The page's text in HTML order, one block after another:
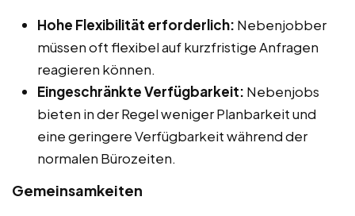
Hohe Flexibilität erforderlich: Nebenjobber
müssen oft flexibel auf kurzfristige Anfragen
reagieren können.
Eingeschränkte Verfügbarkeit: Nebenjobs
bieten in der Regel weniger Planbarkeit und
eine geringere Verfügbarkeit während der
normalen Bürozeiten.
Gemeinsamkeiten